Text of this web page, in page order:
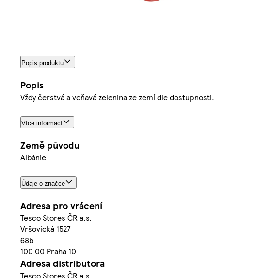
Popis produktu
Popis
Vždy čerstvá a voňavá zelenina ze zemí dle dostupnosti.
Více informací
Země původu
Albánie
Údaje o značce
Adresa pro vrácení
Tesco Stores ČR a.s.
Vršovická 1527
68b
100 00 Praha 10
Adresa distributora
Tesco Stores ČR a.s.